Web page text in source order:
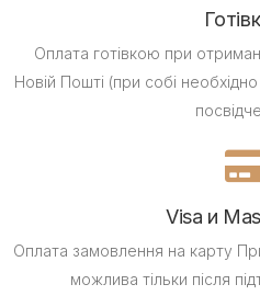
Оплата готівкою при
Новій Пошті (при собі
Visa и
Оплата замовлення на карту
можлива тільки після